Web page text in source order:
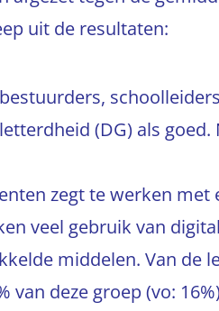
uit de resultaten:
(DG) als
zegt te werken met
veel gebruik van
middelen. Van de
van deze groep (vo: